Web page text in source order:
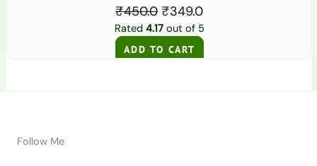
₹450.0 ₹349.0
Rated 4.17out of 5
ADD TO CART
Follow Me